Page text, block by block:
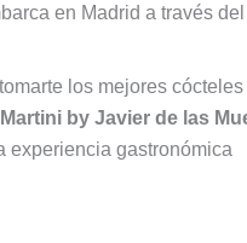
en Madrid a través
los mejores cócteles
by Javier de las
experiencia gastronómica